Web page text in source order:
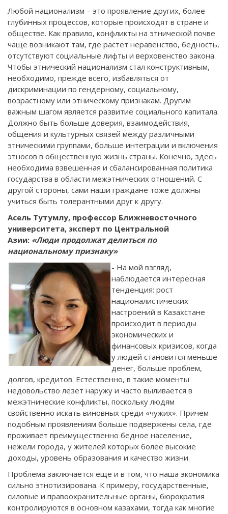
Любой национализм – это проявление других, более
глубинных процессов, которые происходят в стране и
обществе. Как правило, конфликты на этнической почве
чаще возникают там, где растет неравенство, бедность,
отсутствуют социальные лифты и верховенство закона.
Чтобы этнический национализм стал конструктивным,
необходимо, прежде всего, избавляться от
дискриминации по гендерному, социальному,
возрастному или этническому признакам. Другим
важным шагом является развитие социального капитала.
Должно быть больше доверия, взаимодействия,
общения и культурных связей между различными
этническими группами, больше интеграции и включения
этносов в общественную жизнь страны. Конечно, здесь
необходима взвешенная и сбалансированная политика
государства в области межэтнических отношений. С
другой стороны, сами наши граждане тоже должны
учиться быть толерантными друг к другу.
Асель Тутумлу, профессор Ближневосточного
университета, эксперт по Центральной
Азии: «Люди продолжат делиться по
национальному признаку»
- На мой взгляд,
наблюдается интересная
тенденция: рост
националистических
настроений в Казахстане
происходит в периоды
экономических и
финансовых кризисов, когда
у людей становится меньше
денег, больше проблем,
долгов, кредитов. Естественно, в такие моменты
недовольство лезет наружу и часто выливается в
межэтнические конфликты, поскольку людям
свойственно искать виновных среди «чужих». Причем
подобным проявлениям больше подвержены села, где
проживает преимущественно бедное население,
нежели города, у жителей которых более высокие
доходы, уровень образования и качество жизни.
Проблема заключается еще и в том, что наша экономика
сильно этнотизирована. К примеру, государственные,
силовые и правоохранительные органы, бюрократия
контролируются в основном казахами, тогда как многие